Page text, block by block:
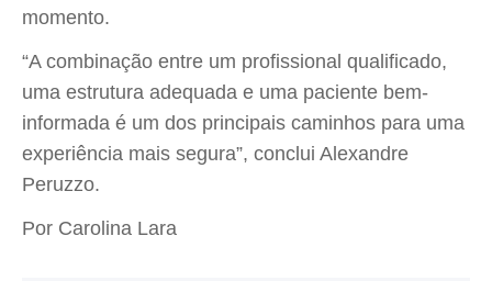
momento.
“A combinação entre um profissional qualificado,
uma estrutura adequada e uma paciente bem-
informada é um dos principais caminhos para uma
experiência mais segura”, conclui Alexandre
Peruzzo.
Por Carolina Lara